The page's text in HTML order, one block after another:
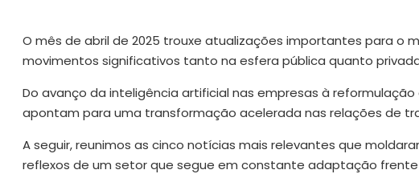
O mês de abril de 2025 trouxe atualizações importantes para o
movimentos significativos tanto na esfera pública quanto
Do avanço da inteligência artificial nas empresas à
apontam para uma transformação acelerada nas relações de
A seguir, reunimos as cinco notícias mais relevantes que
reflexos de um setor que segue em constante adaptação